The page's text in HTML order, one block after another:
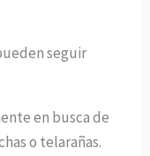
seguir
en busca de
o telarañas.